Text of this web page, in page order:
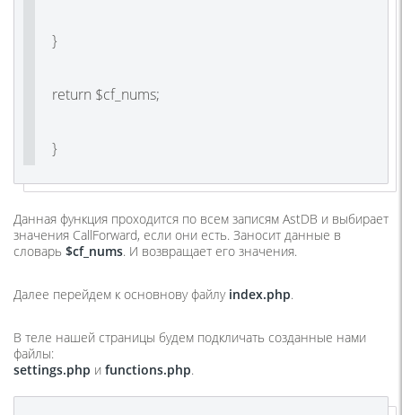
}
return $cf_nums;
}
Данная функция проходится по всем записям AstDB и выбирает
значения CallForward, если они есть. Заносит данные в
словарь $cf_nums. И возвращает его значения.
Далее перейдем к основнову файлу index.php.
В теле нашей страницы будем подкличать созданные нами
файлы:
settings.php и functions.php.